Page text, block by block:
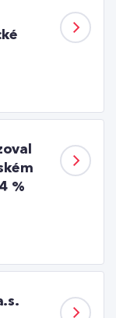
%